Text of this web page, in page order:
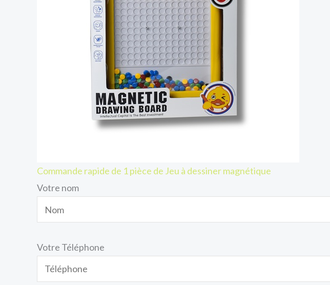
Commande rapide de 1 pièce de Jeu à dessiner magnétique
Votre nom
Votre Téléphone